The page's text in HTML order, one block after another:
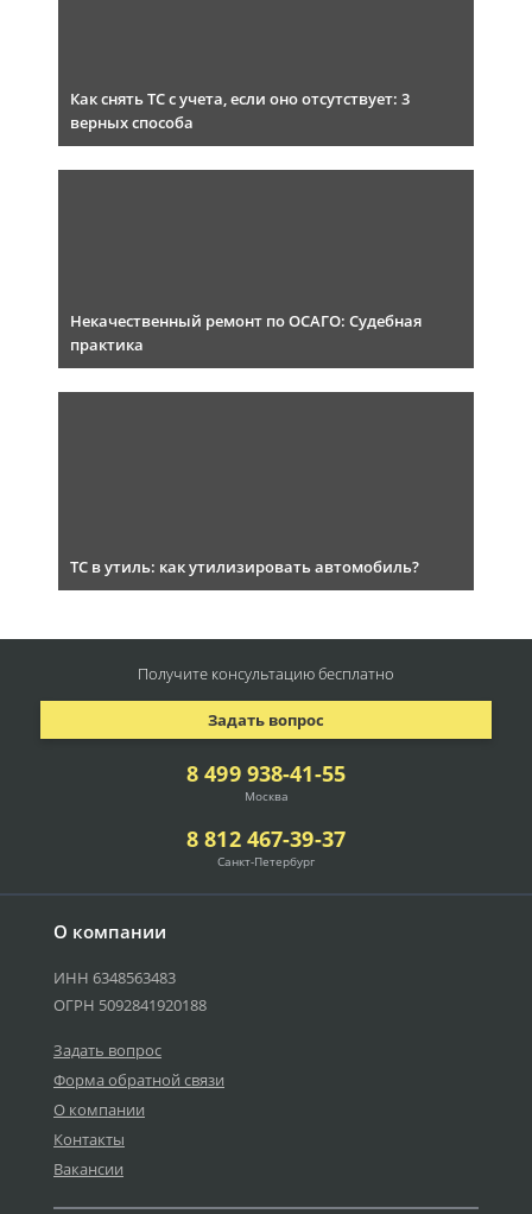
Как снять ТС с учета, если оно отсутствует: 3
верных способа
Некачественный ремонт по ОСАГО: Судебная
практика
ТС в утиль: как утилизировать автомобиль?
О компании
ИНН 6348563483
ОГРН 5092841920188
Задать вопрос
Форма обратной связи
О компании
Контакты
Вакансии
8 499 938-41-55
Москва
8 812 467-39-37
Санкт-Петербург
Задать вопрос
Получите консультациюбесплатно